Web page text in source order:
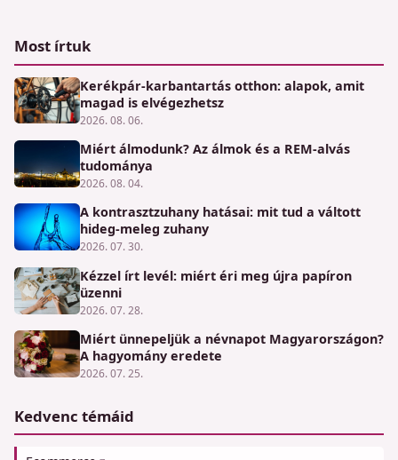
Most írtuk
Kerékpár-karbantartás otthon: alapok, amit
magad is elvégezhetsz
2026. 08. 06.
Miért álmodunk? Az álmok és a REM-alvás
tudománya
2026. 08. 04.
A kontrasztzuhany hatásai: mit tud a váltott
hideg-meleg zuhany
2026. 07. 30.
Kézzel írt levél: miért éri meg újra papíron
üzenni
2026. 07. 28.
Miért ünnepeljük a névnapot Magyarországon?
A hagyomány eredete
2026. 07. 25.
Kedvenc témáid